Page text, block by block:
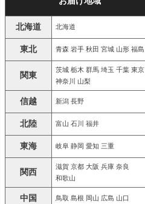
北海道 北海道
東北 青森 岩手 秋田 宮城 山形 福島
関東
茨城 栃木 群馬 埼玉 千葉 東京
神奈川 山梨
信越 新潟 長野
北陸 富山 石川 福井
東海 岐阜 静岡 愛知 三重
関西
滋賀 京都 大阪 兵庫 奈良
和歌山
中国 鳥取 島根 岡山 広島 山口